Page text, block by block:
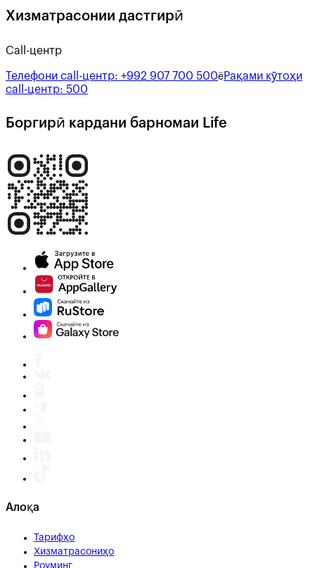
Хизматрасонии дастгирӣ
Call-центр
Телефони call-центр: +992 907 700 500ёРақами кӯтоҳи
call-центр: 500
Боргирӣ кардани барномаи Life
Алоқа
Тарифҳо
Хизматрасониҳо